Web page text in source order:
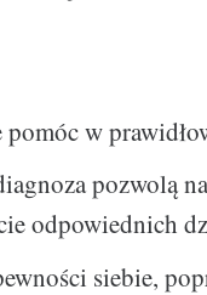
w
pozwolą
odpowiednich
siebie,